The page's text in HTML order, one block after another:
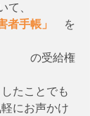
て、
者手帳」
を
給権
ことでも
にお声かけ